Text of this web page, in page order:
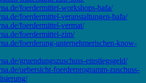
foerdermittel-workshops-bafa/
foerdermittel-veranstaltungen-bafa/
foerdermittel-vermat/
foerdermittel-zim/
foerderung-unternehmerischen-know-
gruendungszuschuss-einstiegsgeld/
uebersicht-foerderprogramm-zuschuss-